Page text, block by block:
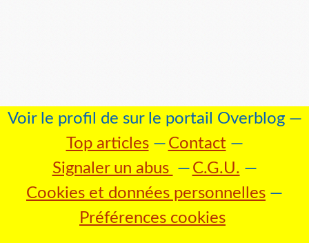
Voir le profil de sur le portail Overblog
Top articles
Contact
Signaler un abus
C.G.U.
Cookies et données personnelles
Préférences cookies